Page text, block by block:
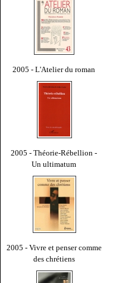
2005 - L'Atelier du roman
2005 - Théorie-Rébellion -
Un ultimatum
2005 - Vivre et penser comme
des chrétiens